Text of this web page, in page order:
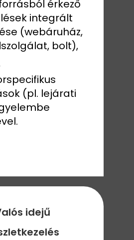
érkező
integrált
(webáruház,
bolt),
(pl. lejárati
idejű